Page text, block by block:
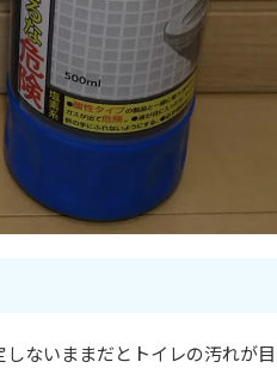
ないままだとトイレの汚れが目